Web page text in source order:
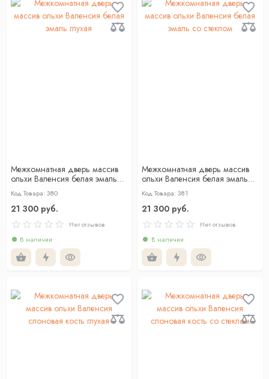
Межкомнатная дверь массив
ольхи Валенсия белая эмаль
глухая
Код Товара: 380
21 300 руб.
Нет отзывов
В наличии
Межкомнатная дверь массив
ольхи Валенсия белая эмаль
со стеклом
Код Товара: 381
21 300 руб.
Нет отзывов
В наличии